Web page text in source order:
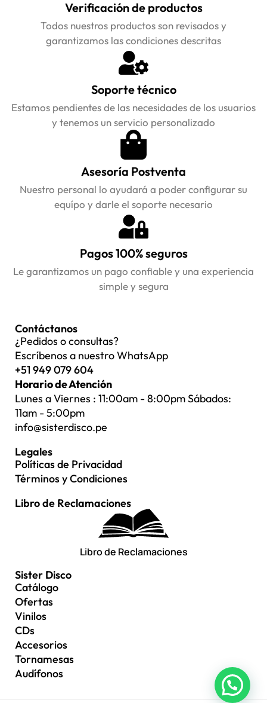
Verificación de productos
Todos nuestros productos son revisados y
garantizamos las condiciones descritas
Soporte técnico
Estamos pendientes de las necesidades de los usuarios
y tenemos un servicio personalizado
Asesoría Postventa
Nuestro personal lo ayudará a poder configurar su
equípo y darle el soporte necesario
Pagos 100% seguros
Le garantizamos un pago confiable y una experiencia
simple y segura
Contáctanos
¿Pedidos o consultas?
Escríbenos a nuestro WhatsApp
+51 949 079 604
Horario de Atención
Lunes a Viernes : 11:00am - 8:00pm Sábados:
11am - 5:00pm
info@sisterdisco.pe
Legales
Políticas de Privacidad
Términos y Condiciones
Libro de Reclamaciones
Libro de Reclamaciones
Sister Disco
Catálogo
Ofertas
Vinilos
CDs
Accesorios
Tornamesas
Audífonos